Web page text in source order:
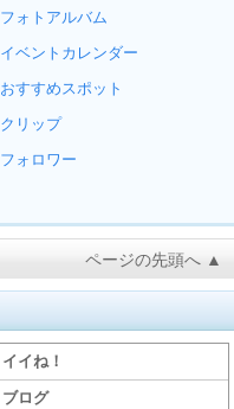
フォトアルバム
イベントカレンダー
おすすめスポット
クリップ
フォロワー
ページの先頭へ ▲
イイね！
ブログ